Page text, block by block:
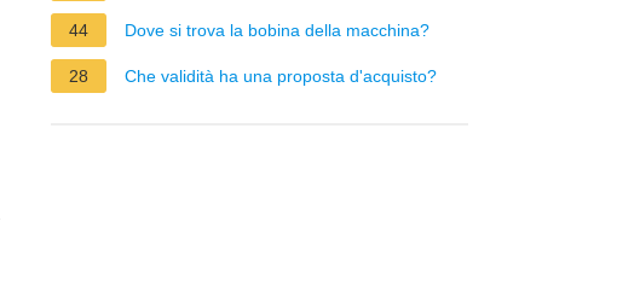
44 Dove si trova la bobina della macchina?
28 Che validità ha una proposta d'acquisto?